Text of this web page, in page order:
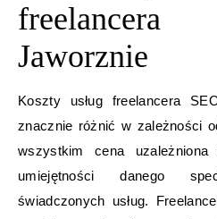
Jaworznie
Koszty usług freelancera
znacznie różnić w zależności
wszystkim cena
umiejętności danego
świadczonych usług.